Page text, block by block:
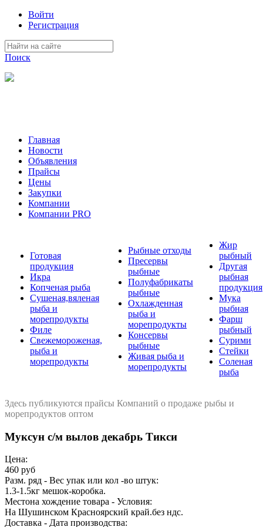
Войти
Регистрация
Поиск
Главная
Новости
Объявления
Прайсы
Цены
Закупки
Компании
Компании PRO
Готовая
продукция
Икра
Копченая рыба
Сушеная,вяленая
рыба и
морепродукты
Филе
Свежемороженая,
рыба и
морепродукты
Рыбные отходы
Пресервы
рыбные
Полуфабрикаты
рыбные
Охлажденная
рыба и
морепродукты
Консервы
рыбные
Живая рыба и
морепродукты
Жир
рыбный
Другая
рыбная
продукция
Мука
рыбная
Фарш
рыбный
Сурими
Стейки
Соленая
рыба
Здесь публикуются прайсы Компаний о продаже рыбы и
морепродуктов оптом
Муксун с/м вылов декабрь Тикси
Цена:
460 руб
Разм. ряд - Вес упак или кол -во штук:
1.3-1.5кг мешок-коробка.
Местона хождение товара - Условия:
На Шушинском Красноярский край.без ндс.
Доставка - Дата производства: